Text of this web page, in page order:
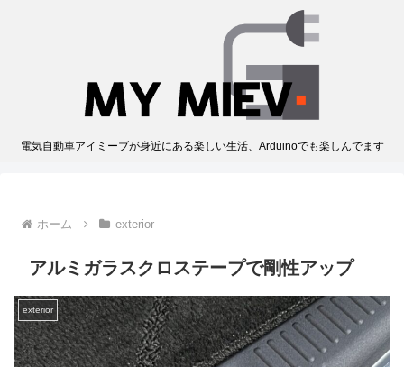
電気自動車アイミーブが身近にある楽しい生活、Arduinoでも楽しんでます
ホーム exterior
アルミガラスクロステープで剛性アップ
exterior